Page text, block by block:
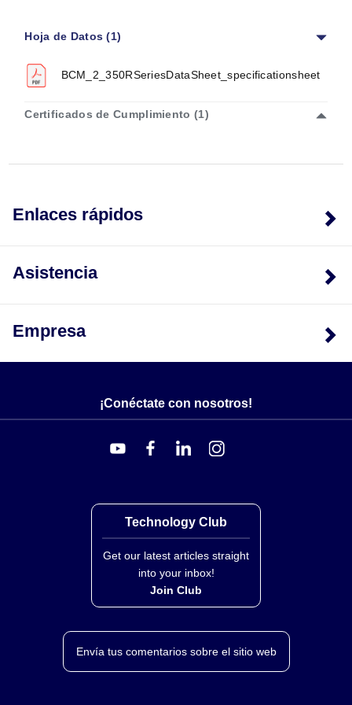
Hoja de Datos (1)
BCM_2_350RSeriesDataSheet_specificationsheet
Certificados de Cumplimiento (1)
Enlaces rápidos
Asistencia
Empresa
¡Conéctate con nosotros!
Technology Club
Get our latest articles straight
into your inbox!
Join Club
Envía tus comentarios sobre el sitio web